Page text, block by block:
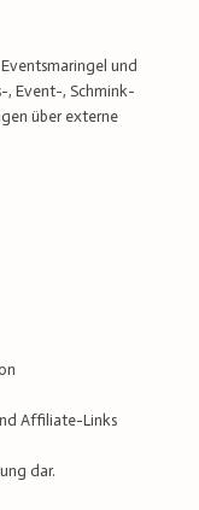
und
, Event-, Schmink-
über externe
Affiliate-Links
dar.